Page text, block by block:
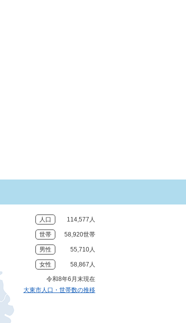
人口 114,577人
世帯 58,920世帯
男性 55,710人
女性 58,867人
令和8年6月末現在
大東市人口・世帯数の推移